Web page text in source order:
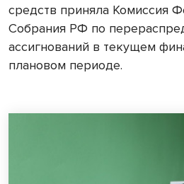
средств приняла Комиссия
Собрания РФ по
ассигнований в текущем
плановом периоде.